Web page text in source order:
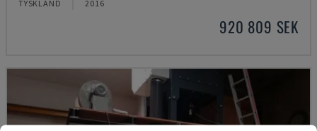
TYSKLAND 2016
920 809 SEK